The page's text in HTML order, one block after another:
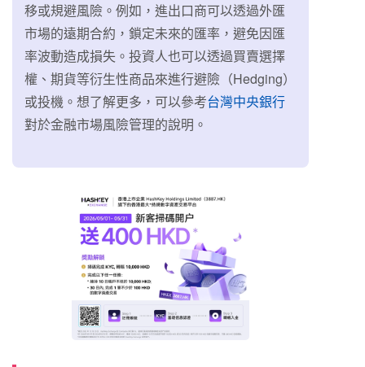
移或規避風險。例如，進出口商可以透過外匯
市場的遠期合約，鎖定未來的匯率，避免因匯
率波動造成損失。投資人也可以透過買賣選擇
權、期貨等衍生性商品來進行避險（Hedging）
或投機。想了解更多，可以參考台灣中央銀行
對於金融市場風險管理的說明。